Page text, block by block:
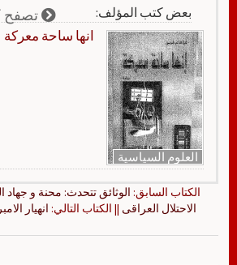
بعض كتب المؤلف: تصفح
العلوم السياسية
انها ساحة معركة
الكتاب السابق: الوثائق تتحدث: محنة و
الاحتلال العراقى || الكتاب التالي: انهيار